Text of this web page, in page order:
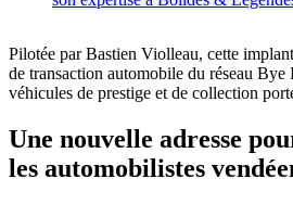
Pilotée par Bastien Violleau, cette
de transaction automobile du réseau Bye
véhicules de prestige et de collection
Une nouvelle adresse
les automobilistes